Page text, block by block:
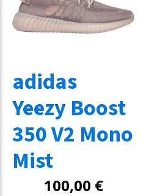
adidas
Yeezy Boost
350 V2 Mono
Mist
100,00 €